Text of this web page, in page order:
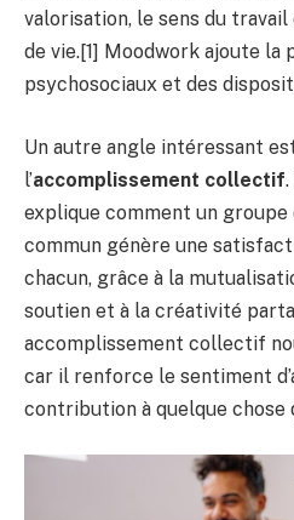
valorisation, le sens du
de vie.[1] Moodwork ajoute la
psychosociaux et des
Un autre angle intéressant
l’accomplissement collectif
explique comment un
commun génère une
chacun, grâce à la
soutien et à la créativité
accomplissement collectif
car il renforce le sentiment
contribution à quelque chose